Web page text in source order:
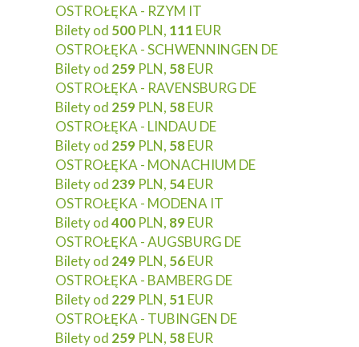
OSTROŁĘKA - RZYM IT
Bilety od 500 PLN, 111 EUR
OSTROŁĘKA - SCHWENNINGEN DE
Bilety od 259 PLN, 58EUR
OSTROŁĘKA - RAVENSBURG DE
Bilety od 259 PLN, 58EUR
OSTROŁĘKA - LINDAU DE
Bilety od 259 PLN, 58EUR
OSTROŁĘKA - MONACHIUM DE
Bilety od 239 PLN, 54EUR
OSTROŁĘKA - MODENA IT
Bilety od400 PLN, 89EUR
OSTROŁĘKA - AUGSBURG DE
Bilety od 249 PLN, 56EUR
OSTROŁĘKA - BAMBERG DE
Bilety od 229 PLN, 51 EUR
OSTROŁĘKA - TUBINGEN DE
Bilety od 259 PLN, 58EUR